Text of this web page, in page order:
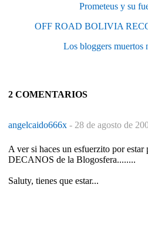
Prometeus y su
OFF ROAD BOLIVIA
Los bloggers muertos
2 COMENTARIOS
angelcaido666x - 28 de agosto de
A ver si haces un esfuerzito por estar
DECANOS de la Blogosfera........
Saluty, tienes que estar...